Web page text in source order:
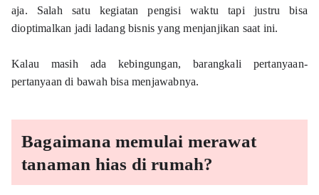
aja. Salah satu kegiatan pengisi waktu tapi justru bisa
dioptimalkan jadi ladang bisnis yang menjanjikan saat ini.
Kalau masih ada kebingungan, barangkali pertanyaan-
pertanyaan di bawah bisa menjawabnya.
Bagaimana memulai merawat
tanaman hias di rumah?